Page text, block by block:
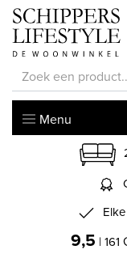
Menu
9,5 |